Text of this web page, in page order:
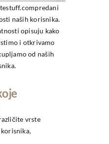
predani
naših korisnika.
opisuju kako
i otkrivamo
od naših
vrste